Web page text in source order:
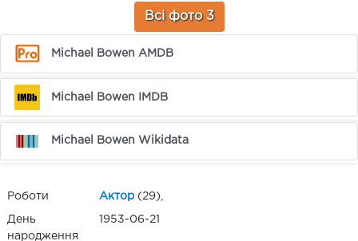
Всі фото 3
Michael Bowen AMDB
Michael Bowen IMDB
Michael Bowen Wikidata
Роботи Актор (29),
День
народження
1953-06-21